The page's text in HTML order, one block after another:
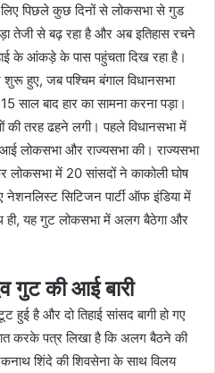
लिए पिछले कुछ दिनों से लोकसभा से गुड
तेजी से बढ़ रहा है और अब इतिहास रचने
के आंकड़े के पास पहुंचता दिख रहा है।
हुए, जब पश्चिम बंगाल विधानसभा
बाद हार का सामना करना पड़ा।
की तरह ढहने लगी। पहले विधानसभा में
आई लोकसभा और राज्यसभा की। राज्यसभा
लोकसभा में 20 सांसदों ने काकोली घोष
सिटिजन पार्टी ऑफ इंडिया में
ही, यह गुट लोकसभा में अलग बैठेगा और
गुट की आई बारी
हुई है और दो तिहाई सांसद बागी हो गए
करके पत्र लिखा है कि अलग बैठने की
शिंदे की शिवसेना के साथ विलय